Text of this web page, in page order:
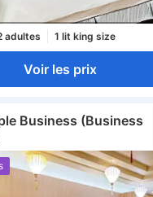
adultes 1 lit king size
Voir les prix
Business (Business